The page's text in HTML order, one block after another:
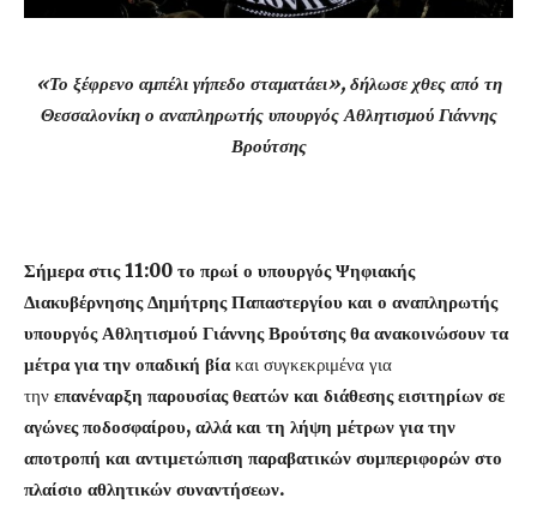
«Το ξέφρενο αμπέλι γήπεδο σταματάει», δήλωσε χθες από τη
Θεσσαλονίκη ο αναπληρωτής υπουργός Αθλητισμού Γιάννης
Βρούτσης
Σήμερα στις 11:00 το πρωί ο υπουργός Ψηφιακής
Διακυβέρνησης Δημήτρης Παπαστεργίου και ο αναπληρωτής
υπουργός Αθλητισμού Γιάννης Βρούτσης θα ανακοινώσουν τα
μέτρα για την οπαδική βίακαι συγκεκριμένα για
την επανέναρξη παρουσίας θεατών και διάθεσης εισιτηρίων σε
αγώνες ποδοσφαίρου, αλλά και τη λήψη μέτρων για την
αποτροπή και αντιμετώπιση παραβατικών συμπεριφορών στο
πλαίσιο αθλητικών συναντήσεων.